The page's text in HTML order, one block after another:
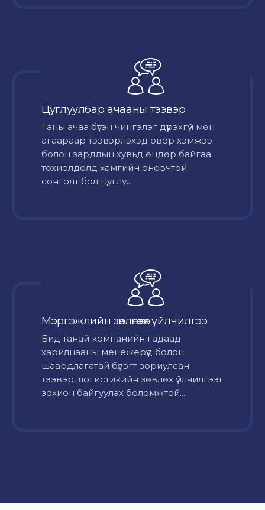
Цуглуулбар ачааны тээвэр
Таны ачаа бүтэн чингэлэг дүүрэхгүй мөн
агаараар тээвэрлэхэд овор хэмжээ
болон зардлын хувьд өндөр байгаа
тохиолдолд хамгийн оновчтой
сонголт бол Цуглу...
Мэргэжлийн зөвлөгөө өгөх үйлчилгээ
Бид танай компанийн гадаад
харилцааны менежерүүд болон
шаардлагатай бүлэгт зориулсан
тээвэр, логистикийн зөвлөх үйлчилгээг
зохион байгуулах боломжтой...